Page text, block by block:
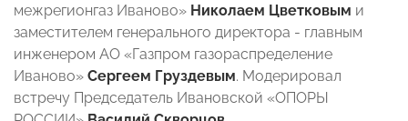
межрегионгаз Иваново» Николаем Цветковым и
заместителем генерального директора - главным
инженером АО «Газпром газораспределение
Иваново» Сергеем Груздевым. Модерировал
встречу Председатель Ивановской «ОПОРЫ